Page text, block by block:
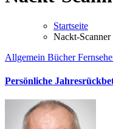
Startseite
Nackt-Scanner
Allgemein Bücher
Persönliche